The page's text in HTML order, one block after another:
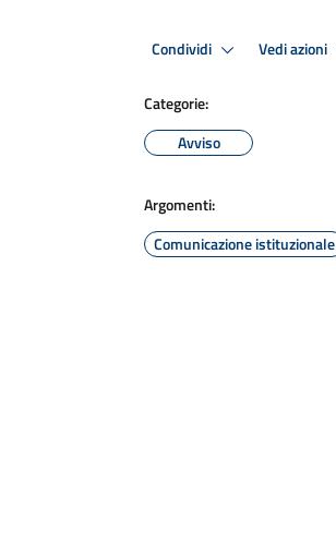
Condividi Vedi azioni
Categorie:
Avviso
Argomenti:
Comunicazione istituzionale